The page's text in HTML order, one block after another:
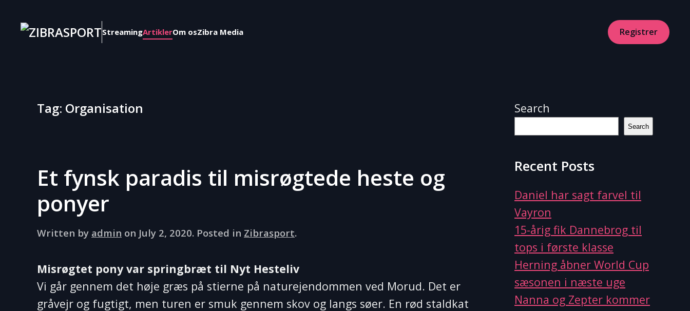
Skip to main content
StreamingArtiklerOm osZibra Media Registrer
Tag: Organisation
Et fynsk paradis til misrøgtede heste og
ponyer
Written by admin on July 2, 2020. Posted in Zibrasport.
Misrøgtet pony var springbræt til Nyt Hesteliv
Vi går gennem det høje græs på stierne på naturejendommen ved Morud. Det er
gråvejr og fugtigt, men turen er smuk gennem skov og langs søer. En rød staldkat
Search
Search
Recent Posts
Daniel har sagt farvel til
Vayron
15-årig fik Dannebrog til
tops i første klasse
Herning åbner World Cup
sæsonen i næste uge
Nanna og Zepter kommer